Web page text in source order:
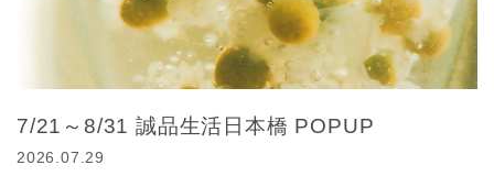
7/21～8/31 誠品生活日本橋 POPUP
2026.07.29